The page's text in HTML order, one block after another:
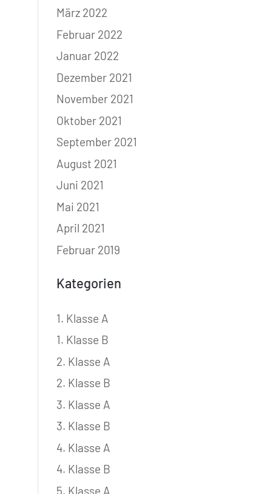
März 2022
Februar 2022
Januar 2022
Dezember 2021
November 2021
Oktober 2021
September 2021
August 2021
Juni 2021
Mai 2021
April 2021
Februar 2019
Kategorien
1. Klasse A
1. Klasse B
2. Klasse A
2. Klasse B
3. Klasse A
3. Klasse B
4. Klasse A
4. Klasse B
5. Klasse A